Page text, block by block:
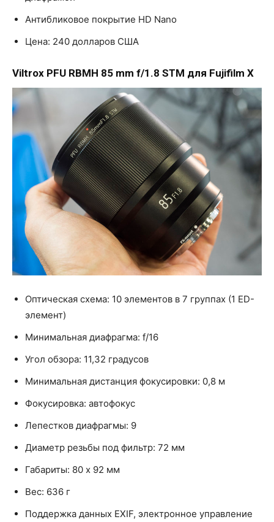
Антибликовое покрытие HD Nano
Цена: 240 долларов США
Viltrox PFU RBMH 85 mm f/1.8 STM для Fujifilm X
Оптическая схема: 10 элементов в 7 группах (1 ED-
элемент)
Минимальная диафрагма: f/16
Угол обзора: 11,32 градусов
Минимальная дистанция фокусировки: 0,8 м
Фокусировка: автофокус
Лепестков диафрагмы: 9
Диаметр резьбы под фильтр: 72 мм
Габариты: 80 х 92 мм
Вес: 636 г
Поддержка данных EXIF, электронное управление